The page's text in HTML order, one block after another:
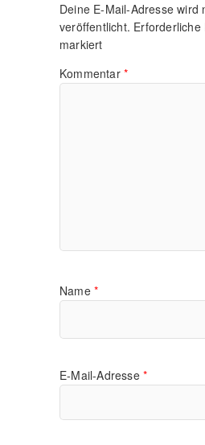
Deine E-Mail-Adresse wird
veröffentlicht.
markiert
Kommentar *
Name *
E-Mail-Adresse *